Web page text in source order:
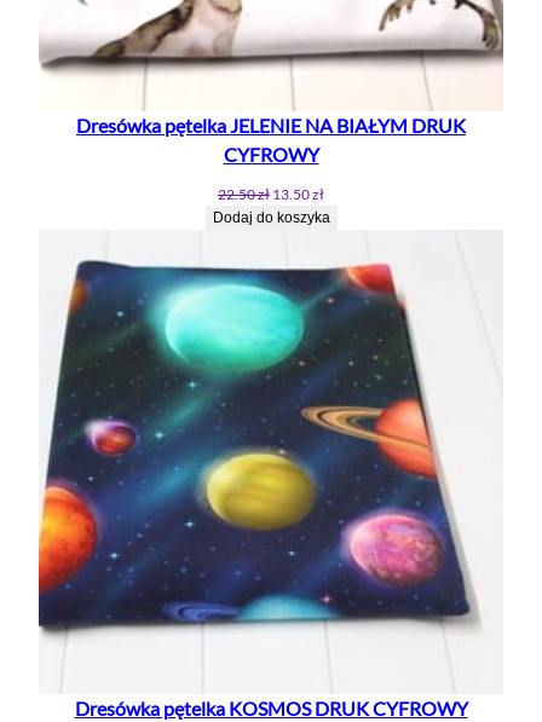
Dresówka pętelka JELENIE NA BIAŁYM DRUK
CYFROWY
22.50zł Pierwotna
cena
13.50złAktualna
cena
13.50 zł.
Dodaj do koszyka
Dresówka pętelka KOSMOS DRUK CYFROWY